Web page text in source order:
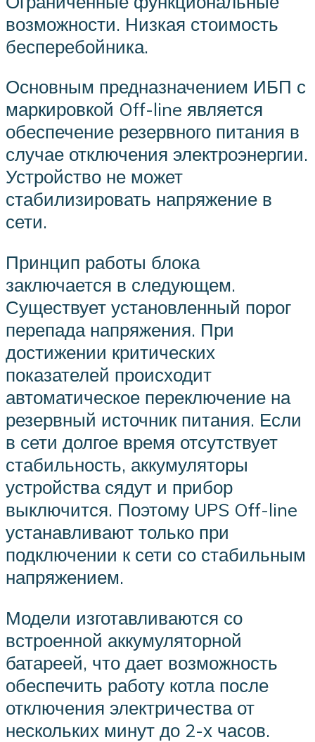
возможности. Низкая стоимость
бесперебойника.
Основным предназначением ИБП с
маркировкой Off-line является
обеспечение резервного питания в
случае отключения электроэнергии.
Устройство не может
стабилизировать напряжение в
сети.
Принцип работы блока
заключается в следующем.
Существует установленный порог
перепада напряжения. При
достижении критических
показателей происходит
автоматическое переключение на
резервный источник питания. Если
в сети долгое время отсутствует
стабильность, аккумуляторы
устройства сядут и прибор
выключится. Поэтому UPS Off-line
устанавливают только при
подключении к сети со стабильным
напряжением.
Модели изготавливаются со
встроенной аккумуляторной
батареей, что дает возможность
обеспечить работу котла после
отключения электричества от
нескольких минут до 2-х часов.